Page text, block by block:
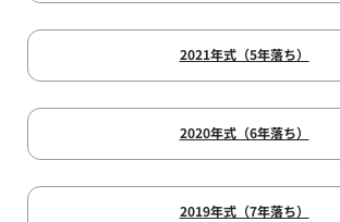
2021年式（5年落ち）
2020年式（6年落ち）
2019年式（7年落ち）